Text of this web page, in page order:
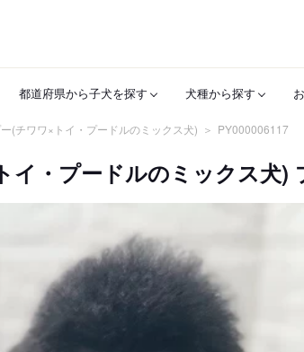
都道府県から子犬を探す 犬種から探す
(チワワ×トイ・プードルのミックス犬) PY000006117
イ・プードルのミックス犬)